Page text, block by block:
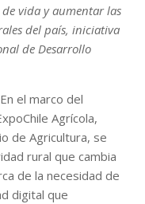
vida y aumentar las
del país, iniciativa
de Desarrollo
el marco del
Agrícola,
de Agricultura, se
rural que cambia
de la necesidad de
digital que